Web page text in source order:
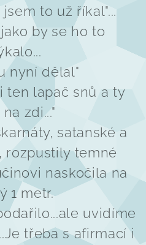
to už říkal"...
by se ho to
nyní dělal"
ten lapač snů a ty
zdi..."
satanské a
rozpustily temné
naskočila na
1 metr.
uvidíme
třeba s afirmací i